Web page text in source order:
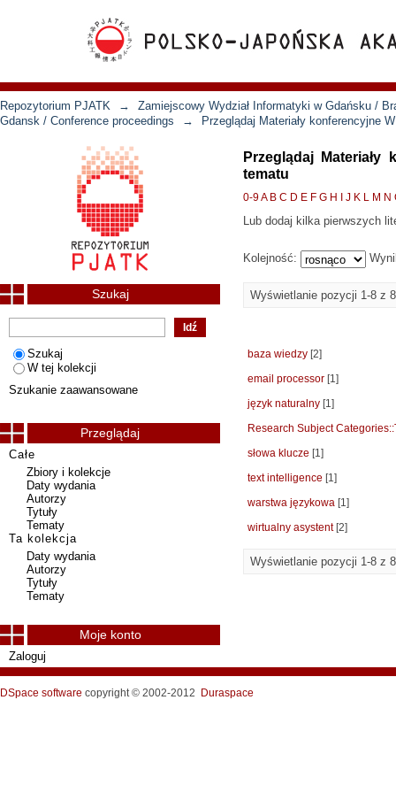
Repozytorium PJATK →
Zamiejscowy Wydział Informatyki w Gdańsku /
Gdansk / Conference proceedings
→ Przeglądaj Materiały konferencyjne
Przeglądaj
tematu
0-9A B C D E F G H J K L M N
Lub dodaj kilka pierwszych
Kolejność:
Wyświetlanie pozycji 1-8 z 8
baza wiedzy [2]
email processor [1]
język naturalny [1]
Research Subject
słowa klucze [1]
text intelligence [1]
warstwa językowa [1]
wirtualny asystent[2]
Wyświetlanie pozycji 1-8 z 8
Szukaj
Szukaj
W tej kolekcji
Szukanie zaawansowane
Przeglądaj
Całe
Zbiory i kolekcje
Daty wydania
Autorzy
Tytuły
Tematy
Ta kolekcja
Daty wydania
Autorzy
Tytuły
Tematy
Moje konto
Zaloguj
DSpace software copyright © 2002-2012 Duraspace